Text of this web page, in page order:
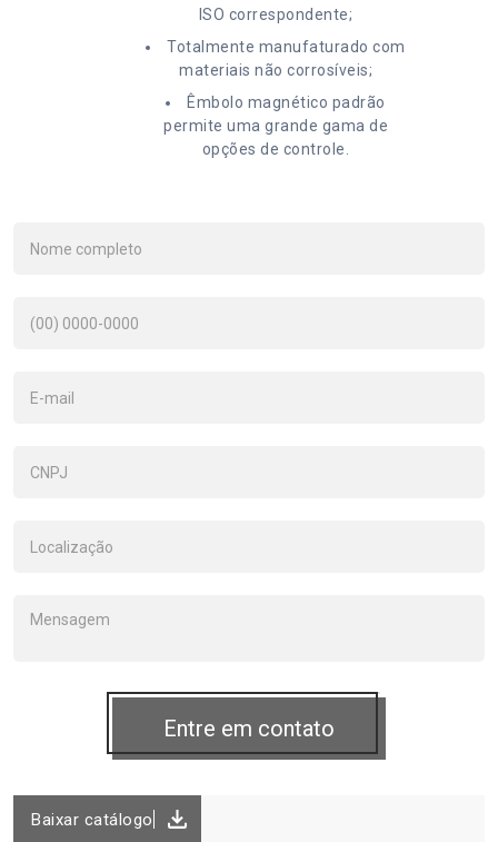
Baixar catálogo
ISO correspondente;
Totalmente manufaturado com
materiais não corrosíveis;
Êmbolo magnético padrão
permite uma grande gama de
opções de controle.